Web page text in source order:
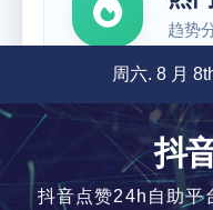
容
周六. 8 月
抖
抖音点赞24h自助平